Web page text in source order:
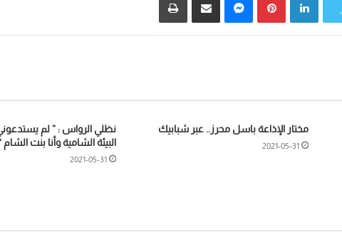
مختار الإذاعة باسل محرز.. عبر شبابيك
2021-05-31
نظلي الرواس : ” لم
البيئة الشامية وأنا بنت الشام
2021-05-31